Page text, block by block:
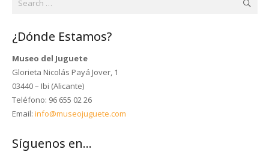
¿Dónde Estamos?
Museo del Juguete
Glorieta Nicolás Payá Jover, 1
03440 – Ibi (Alicante)
Teléfono: 96 655 02 26
Email: info@museojuguete.com
Síguenos en…